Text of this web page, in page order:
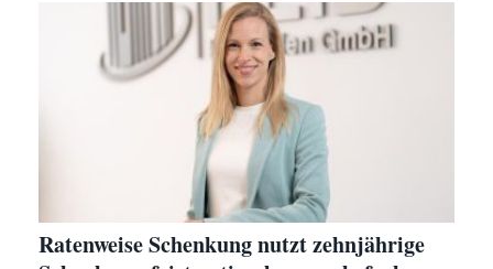
Ratenweise Schenkung nutzt zehnjährige